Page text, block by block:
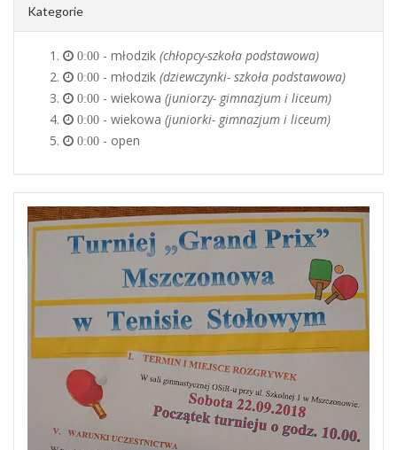
Kategorie
0:00 - młodzik (chłopcy-szkoła podstawowa)
0:00 - młodzik (dziewczynki- szkoła podstawowa)
0:00 - wiekowa (juniorzy- gimnazjum i liceum)
0:00 - wiekowa (juniorki- gimnazjum i liceum)
0:00 - open